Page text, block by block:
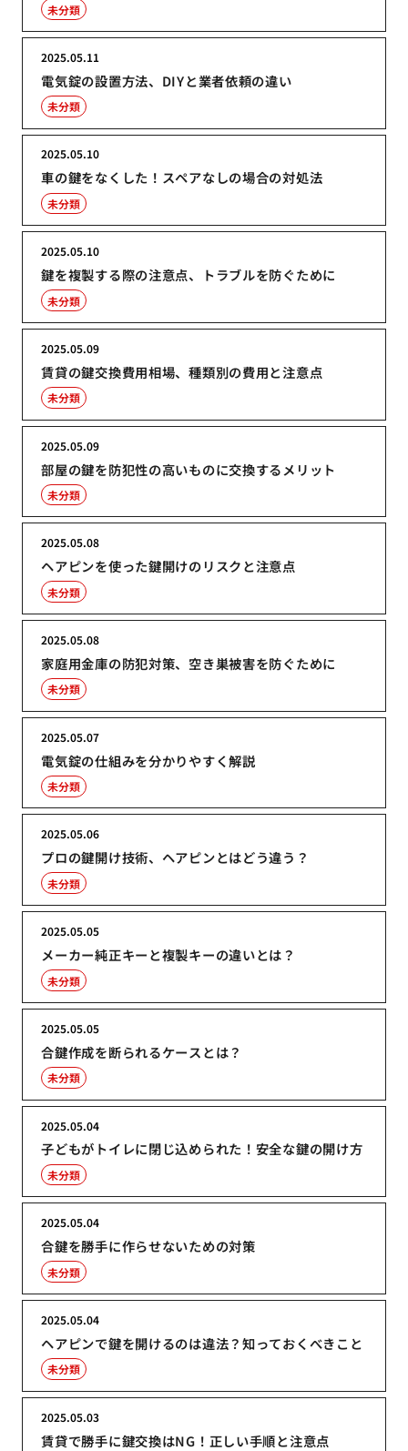
未分類
電気錠の設置方法、DIYと業者依頼の違い
2025.05.11
未分類
車の鍵をなくした！スペアなしの場合の対処法
2025.05.10
未分類
鍵を複製する際の注意点、トラブルを防ぐために
2025.05.10
未分類
賃貸の鍵交換費用相場、種類別の費用と注意点
2025.05.09
未分類
部屋の鍵を防犯性の高いものに交換するメリット
2025.05.09
未分類
ヘアピンを使った鍵開けのリスクと注意点
2025.05.08
未分類
家庭用金庫の防犯対策、空き巣被害を防ぐために
2025.05.08
未分類
電気錠の仕組みを分かりやすく解説
2025.05.07
未分類
プロの鍵開け技術、ヘアピンとはどう違う？
2025.05.06
未分類
メーカー純正キーと複製キーの違いとは？
2025.05.05
未分類
合鍵作成を断られるケースとは？
2025.05.05
未分類
子どもがトイレに閉じ込められた！安全な鍵の開け方
2025.05.04
未分類
合鍵を勝手に作らせないための対策
2025.05.04
未分類
ヘアピンで鍵を開けるのは違法？知っておくべきこと
2025.05.04
未分類
賃貸で勝手に鍵交換はNG！正しい手順と注意点
2025.05.03